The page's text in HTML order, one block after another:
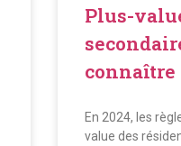
Plus-
connaître
En 2024, les
value des